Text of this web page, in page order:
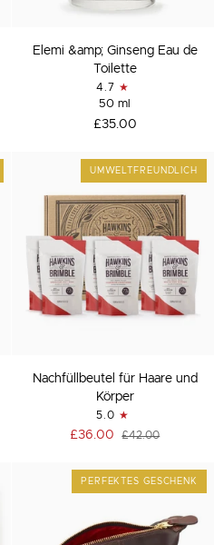
Elemi
Elemi &amp; Ginseng Eau de
Toilette
4.7
50 ml
£35.00
UMWELTFREUNDLICH
Nachfüllbeutel
Nachfüllbeutel für Haare und
Körper
5.0
£36.00 £42.00
PERFEKTES GESCHENK